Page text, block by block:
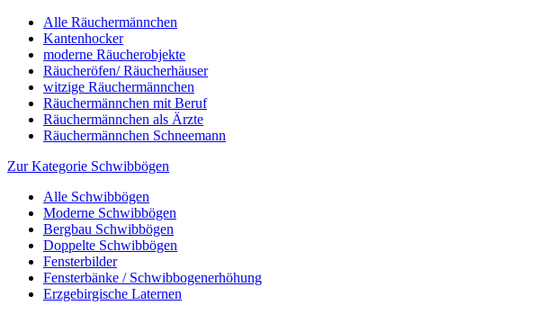
Alle Räuchermännchen
Kantenhocker
moderne Räucherobjekte
Räucheröfen/ Räucherhäuser
witzige Räuchermännchen
Räuchermännchen mit Beruf
Räuchermännchen als Ärzte
Räuchermännchen Schneemann
Zur Kategorie Schwibbögen
Alle Schwibbögen
Moderne Schwibbögen
Bergbau Schwibbögen
Doppelte Schwibbögen
Fensterbilder
Fensterbänke / Schwibbogenerhöhung
Erzgebirgische Laternen